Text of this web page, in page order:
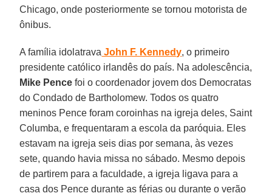
Chicago, onde posteriormente se tornou motorista de
ônibus.
A família idolatrava John F. Kennedy, o primeiro
presidente católico irlandês do país. Na adolescência,
Mike Pence foi o coordenador jovem dos Democratas
do Condado de Bartholomew. Todos os quatro
meninos Pence foram coroinhas na igreja deles, Saint
Columba, e frequentaram a escola da paróquia. Eles
estavam na igreja seis dias por semana, às vezes
sete, quando havia missa no sábado. Mesmo depois
de partirem para a faculdade, a igreja ligava para a
casa dos Pence durante as férias ou durante o verão